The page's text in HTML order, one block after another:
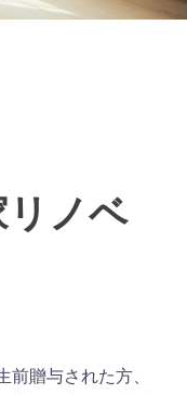
リノベ
贈与された方、